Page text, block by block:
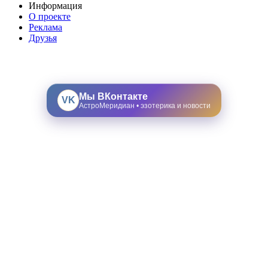
Информация
О проекте
Реклама
Друзья
VK Мы ВКонтакте
АстроМеридиан • эзотерика и новости